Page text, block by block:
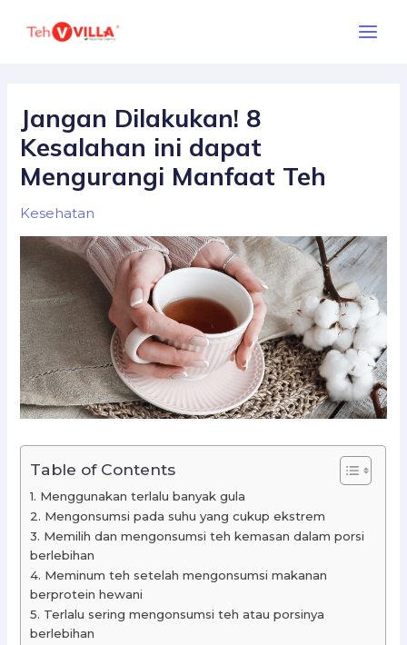
Menu
Jangan Dilakukan! 8
Kesalahan ini dapat
Mengurangi Manfaat Teh
Kesehatan
Table of Contents
1. Menggunakan terlalu banyak gula
2. Mengonsumsi pada suhu yang cukup ekstrem
3. Memilih dan mengonsumsi teh kemasan dalam porsi
berlebihan
4. Meminum teh setelah mengonsumsi makanan
berprotein hewani
5. Terlalu sering mengonsumsi teh atau porsinya
berlebihan